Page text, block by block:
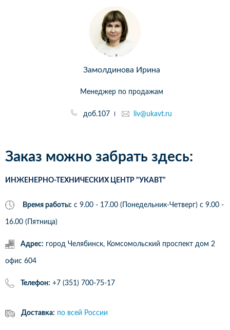
Замолдинова Ирина
Менеджер по продажам
доб.107 liv@ukavt.ru
Заказ можно забрать здесь:
ИНЖЕНЕРНО-ТЕХНИЧЕСКИХ ЦЕНТР "УКАВТ"
Время работы: с 9.00 - 17.00 (Понедельник-Четверг) c 9.00 -
16.00 (Пятница)
Адрес: город Челябинск, Комсомольский проспект дом 2
офис 604
Телефон: +7 (351) 700-75-17
Доставка: по всей России